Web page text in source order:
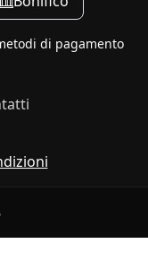
di pagamento